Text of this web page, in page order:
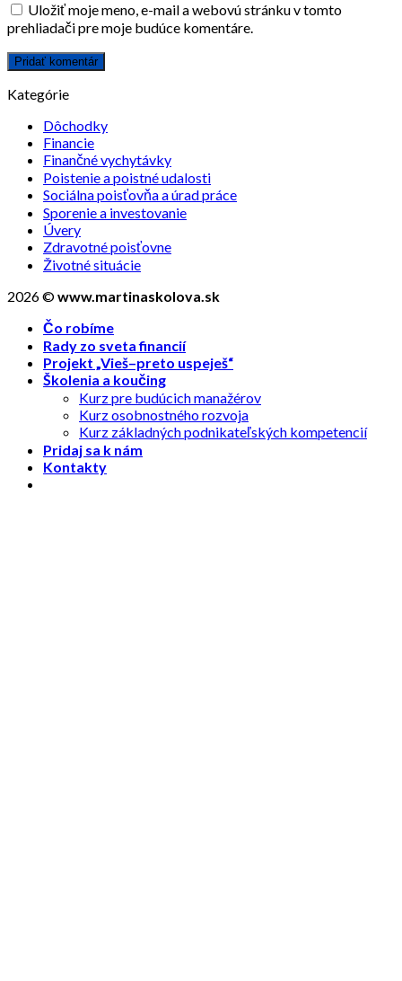
Uložiť moje meno, e-mail a webovú stránku v tomto
prehliadači pre moje budúce komentáre.
Kategórie
Dôchodky
Financie
Finančné vychytávky
Poistenie a poistné udalosti
Sociálna poisťovňa a úrad práce
Sporenie a investovanie
Úvery
Zdravotné poisťovne
Životné situácie
2026 ©www.martinaskolova.sk
Čo robíme
Rady zo sveta financií
Projekt „Vieš–preto uspeješ“
Školenia a koučing
Kurz pre budúcich manažérov
Kurz osobnostného rozvoja
Kurz základných podnikateľských kompetencií
Pridaj sa k nám
Kontakty